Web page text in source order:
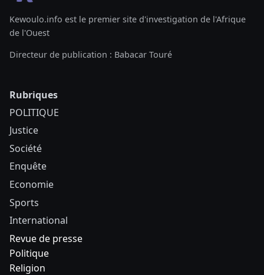
Kewoulo.info est le premier site d'investigation de l'Afrique
de l'Ouest
Directeur de publication : Babacar Touré
Rubriques
POLITIQUE
Justice
Société
Enquête
Economie
Sports
International
Revue de presse
Politique
Religion